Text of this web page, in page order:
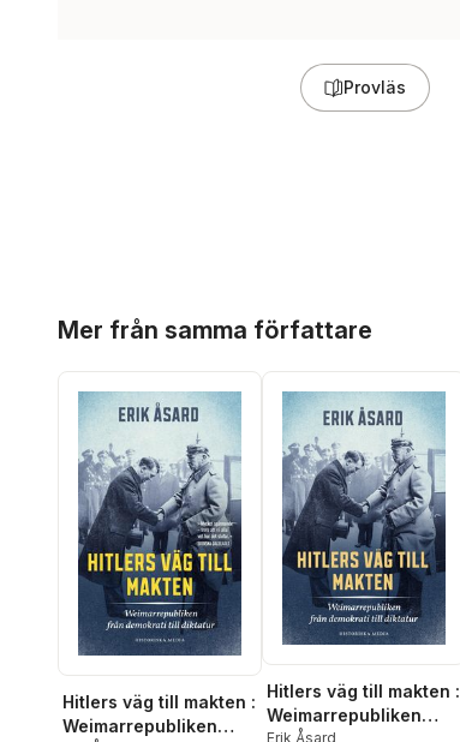
Provläs
Mer från samma författare
Hitlers väg till makten :
Weimarrepubliken
Hitlers väg till makten :
Weimarrepubliken
Erik Åsard